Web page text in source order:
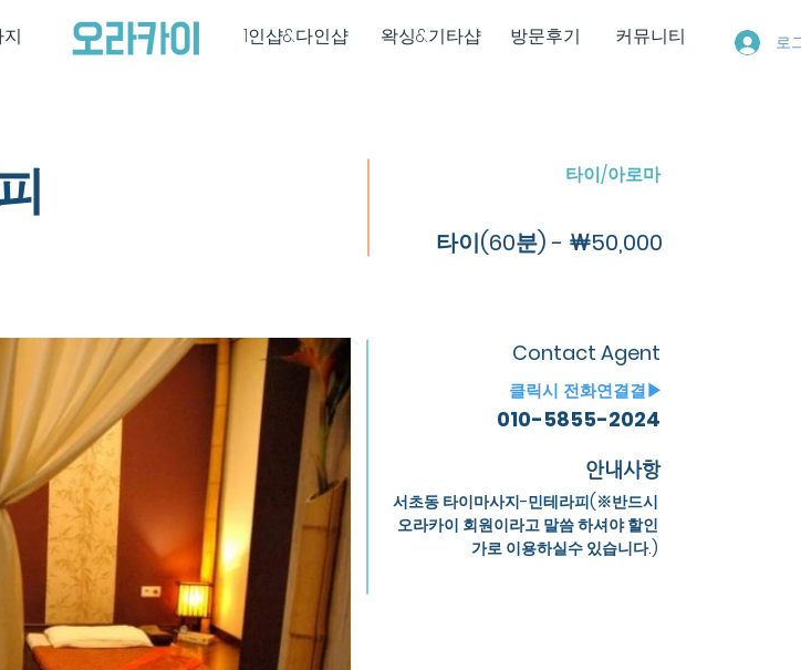
1인샵&다인샵 왁싱&기타샵 방문후기 커뮤니티 로
타이/아로마
타이(60분) - ￦50,000
Contact Agent
010-5855-2024
안내사항
서초동 타이마사지-민테라피(※반드시
오라카이 회원이라고 말씀 하셔야 할인
가로 이용하실수 있습니다.)
​클릭시 전화연결결▶